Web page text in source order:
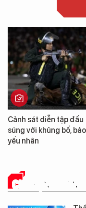
Cảnh sát diễn tập đấu
súng với khủng bố,
yếu nhân
CHUYỆN